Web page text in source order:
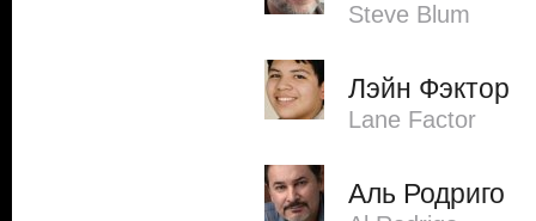
Steve Blum
Лэйн Фэктор
Lane Factor
Аль Родриго